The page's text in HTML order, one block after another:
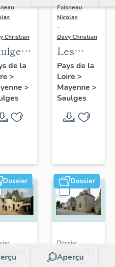
Christian
:
la
de la
>
>
Foisneau
Nicolas
-
Davy Christian
Les
fermes
de la
commune
Saulges
Pays de la
Loire >
Mayenne >
Saulges
Dossier
|
par
Dossier
Aperçu
Dossier
IA53003273 |
Réalisé par